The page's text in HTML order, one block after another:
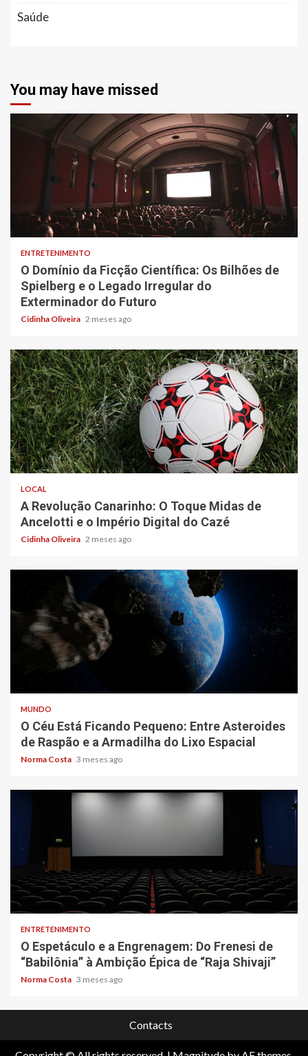
Saúde
You may have missed
6 min read
ENTRETENIMENTO
O Domínio da Ficção Científica: Os Bilhões de
Spielberg e o Legado Irregular do
Exterminador do Futuro
Cidinha Oliveira 2 meses ago
4 min read
LOCAL
A Revolução Canarinho: O Toque Midas de
Ancelotti e o Império Digital do Cazé
Cidinha Oliveira 2 meses ago
MUNDO
O Céu Está Ficando Pequeno: Entre Asteroides
de Raspão e a Armadilha do Lixo Espacial
Norma Costa 3 meses ago
4 min read
ENTRETENIMENTO
O Espetáculo e a Engrenagem: Do Frenesi de
“Babilônia” à Ambição Épica de “Raja Shivaji”
Norma Costa 3 meses ago
Contacts